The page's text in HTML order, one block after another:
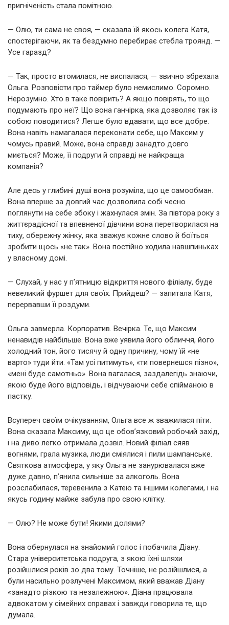
пригніченість стала помітною.
— Олю, ти сама не своя, — сказала їй якось колега Катя,
спостерігаючи, як та бездумно перебирає стебла троянд. —
Усе гаразд?
— Так, просто втомилася, не виспалася, — звично збрехала
Ольга. Розповісти про таймер було немислимо. Соромно.
Нерозумно. Хто в таке повірить? А якщо повірять, то що
подумають про неї? Що вона ганчірка, яка дозволяє так із
собою поводитися? Легше було вдавати, що все добре.
Вона навіть намагалася переконати себе, що Максим у
чомусь правий. Може, вона справді занадто довго
миється? Може, її подруги й справді не найкраща
компанія?
Але десь у глибині душі вона розуміла, що це самообман.
Вона вперше за довгий час дозволила собі чесно
поглянути на себе збоку і жахнулася змін. За півтора року з
життєрадісної та впевненої дівчини вона перетворилася на
тиху, обережну жінку, яка зважує кожне слово й боїться
зробити щось «не так». Вона постійно ходила навшпиньках
у власному домі.
— Слухай, у нас у п’ятницю відкриття нового філіалу, буде
невеликий фуршет для своїх. Прийдеш? — запитала Катя,
перервавши її роздуми.
Ольга завмерла. Корпоратив. Вечірка. Те, що Максим
ненавидів найбільше. Вона вже уявила його обличчя, його
холодний тон, його тисячу й одну причину, чому їй «не
варто» туди йти. «Там усі питимуть», «ти повернешся пізно»,
«мені буде самотньо». Вона вагалася, заздалегідь знаючи,
якою буде його відповідь, і відчуваючи себе спійманою в
пастку.
Всупереч своїм очікуванням, Ольга все ж зважилася піти.
Вона сказала Максиму, що це обов’язковий робочий захід,
і на диво легко отримала дозвіл. Новий філіал сяяв
вогнями, грала музика, люди сміялися і пили шампанське.
Святкова атмосфера, у яку Ольга не занурювалася вже
дуже давно, п’янила сильніше за алкоголь. Вона
розслабилася, теревенила з Катею та іншими колегами, і на
якусь годину майже забула про свою клітку.
— Олю? Не може бути! Якими долями?
Вона обернулася на знайомий голос і побачила Діану.
Стара університетська подруга, з якою їхні шляхи
розійшлися років зо два тому. Точніше, не розійшлися, а
були насильно розлучені Максимом, який вважав Діану
«занадто різкою та незалежною». Діана працювала
адвокатом у сімейних справах і завжди говорила те, що
думала.